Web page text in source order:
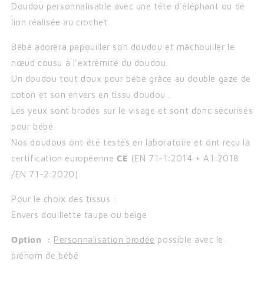
Doudou personnalisable avec une tête d'éléphant ou de
lion réalisée au crochet.
Bébé adorera papouiller son doudou et mâchouiller le
nœud cousu à l'extrémité du doudou.
Un doudou tout doux pour bébé grâce au double gaze de
coton et son envers en tissu doudou .
Les yeux sont brodés sur le visage et sont donc sécurisés
pour bébé.
Nos doudous ont été testés en laboratoire et ont reçu la
certification européenne CE (EN 71-1:2014 + A1:2018
/EN 71-2:2020)
Pour le choix des tissus :
Envers douillette taupe ou beige
Option : Personnalisation brodée possible avec le
prénom de bébé